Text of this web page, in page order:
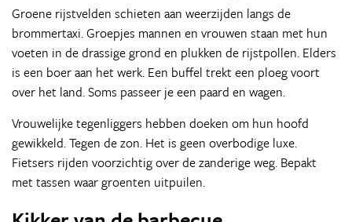
Groene rijstvelden schieten aan weerzijden langs de
brommertaxi. Groepjes mannen en vrouwen staan met hun
voeten in de drassige grond en plukken de rijstpollen. Elders
is een boer aan het werk. Een buffel trekt een ploeg voort
over het land. Soms passeer je een paard en wagen.
Vrouwelijke tegenliggers hebben doeken om hun hoofd
gewikkeld. Tegen de zon. Het is geen overbodige luxe.
Fietsers rijden voorzichtig over de zanderige weg. Bepakt
met tassen waar groenten uitpuilen.